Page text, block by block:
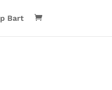
Bart